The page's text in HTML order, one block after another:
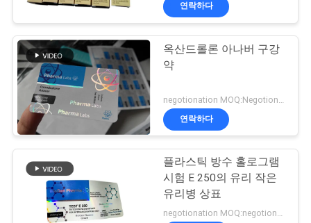
연락하다
옥산드롤론 아나버 구강
약
negotionation MOQ:Negotionation
연락하다
플라스틱 방수 홀로그램
시험 E 250의 유리 작은
유리병 상표
negotionation MOQ:negotionation